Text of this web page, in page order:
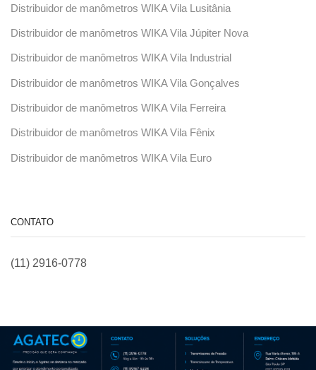
Distribuidor de manômetros WIKA Vila Lusitânia
Distribuidor de manômetros WIKA Vila Júpiter Nova
Distribuidor de manômetros WIKA Vila Industrial
Distribuidor de manômetros WIKA Vila Gonçalves
Distribuidor de manômetros WIKA Vila Ferreira
Distribuidor de manômetros WIKA Vila Fênix
Distribuidor de manômetros WIKA Vila Euro
CONTATO
(11) 2916-0778